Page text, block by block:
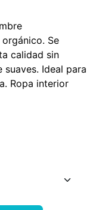
Se
calidad sin
Ideal para
Ropa interior